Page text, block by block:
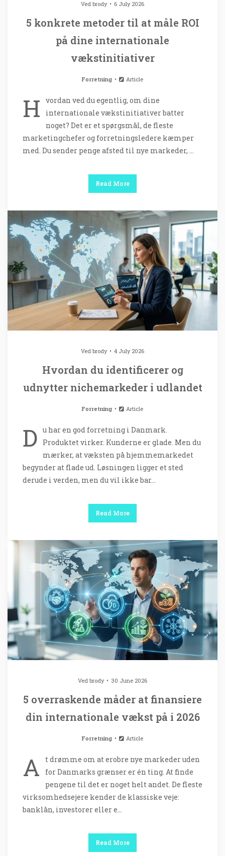
Ved brody 6 July 2026
5 konkrete metoder til at måle ROI
på dine internationale
vækstinitiativer
Forretning Article
H
vordan ved du egentlig, om dine
internationale vækstinitiativer batter
noget? Det er et spørgsmål, de fleste
marketingchefer og forretningsledere kæmper
med. Du sender penge afsted til nye markeder, …
Read More
Ved brody 4 July 2026
Hvordan du identificerer og
udnytter nichemarkeder i udlandet
Forretning Article
D u har en god forretning i Danmark.
Produktet virker. Kunderne er glade. Men du
mærker, at væksten på hjemmemarkedet
begynder at flade ud. Løsningen ligger et sted
derude i verden, men du vil ikke bar…
Read More
Ved brody 30 June 2026
5 overraskende måder at finansiere
din internationale vækst på i 2026
Forretning Article
A
t drømme om at erobre nye markeder uden
for Danmarks grænser er én ting. At finde
pengene til det er noget helt andet. De fleste
virksomhedsejere kender de klassiske veje:
banklån, investorer eller e…
Read More